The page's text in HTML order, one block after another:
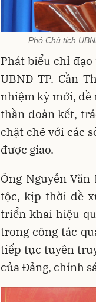
Phó Chủ tịch
Phát biểu chỉ
UBND TP. Cần
nhiệm kỳ mới, đề
thần đoàn kết,
chặt chẽ với các
được giao.
Ông Nguyễn
tộc, kịp thời đề
triển khai hiệu
trong công tác
tiếp tục tuyên
của Đảng, chính